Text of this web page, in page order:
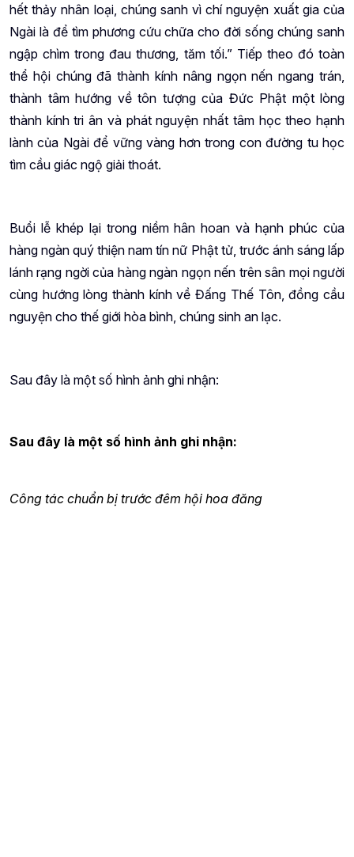
hết thảy nhân loại, chúng sanh vì chí nguyện xuất gia của
Ngài là để tìm phương cứu chữa cho đời sống chúng sanh
ngập chìm trong đau thương, tăm tối.” Tiếp theo đó toàn
thể hội chúng đã thành kính nâng ngọn nến ngang trán,
thành tâm hướng về tôn tượng của Đức Phật một lòng
thành kính tri ân và phát nguyện nhất tâm học theo hạnh
lành của Ngài để vững vàng hơn trong con đường tu học
tìm cầu giác ngộ giải thoát.
Buổi lễ khép lại trong niềm hân hoan và hạnh phúc của
hàng ngàn quý thiện nam tín nữ Phật tử, trước ánh sáng lấp
lánh rạng ngời của hàng ngàn ngọn nến trên sân mọi người
cùng hướng lòng thành kính về Đấng Thế Tôn, đồng cầu
nguyện cho thế giới hòa bình, chúng sinh an lạc.
Sau đây là một số hình ảnh ghi nhận:
Sau đây là một số hình ảnh ghi nhận:
Công tác chuẩn bị trước đêm hội hoa đăng